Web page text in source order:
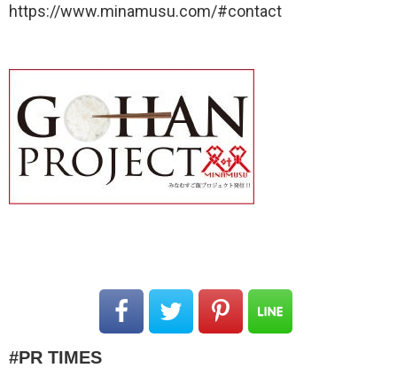
https://www.minamusu.com/#contact
PR TIMES